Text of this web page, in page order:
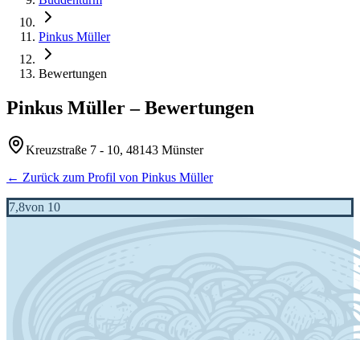
Pinkus Müller
Bewertungen
Pinkus Müller – Bewertungen
Kreuzstraße 7 - 10, 48143 Münster
← Zurück zum Profil von Pinkus Müller
7,8von 10